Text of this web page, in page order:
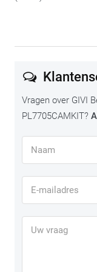
Vragen over GIVI
PL7705CAMKIT?